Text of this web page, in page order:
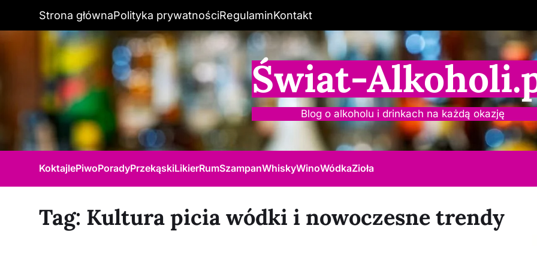
Strona głównaPolityka prywatnościRegulaminKontakt
Świat-
Blog o alkoholu i drinkach na każdą okazję
KoktajlePiwoPoradyPrzekąskiLikierRumSzampanWhiskyWinoWódkaZioła
Tag: Kultura picia wódki i nowoczesne trendy